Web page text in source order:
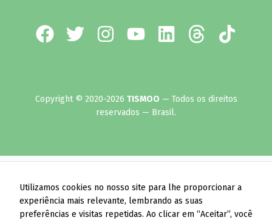
Copyright © 2020-2026 TISMOO — Todos os direitos
reservados — Brasil.
Utilizamos cookies no nosso site para lhe proporcionar a
experiência mais relevante, lembrando as suas
preferências e visitas repetidas. Ao clicar em “Aceitar”, você